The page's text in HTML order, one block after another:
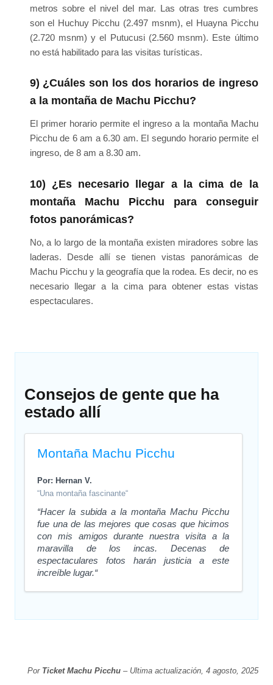
metros sobre el nivel del mar. Las otras tres cumbres
son el Huchuy Picchu (2.497 msnm), el Huayna Picchu
(2.720 msnm) y el Putucusi (2.560 msnm). Este último
no está habilitado para las visitas turísticas.
9) ¿Cuáles son los dos horarios de ingreso
a la montaña de Machu Picchu?
El primer horario permite el ingreso a la montaña Machu
Picchu de 6 am a 6.30 am. El segundo horario permite el
ingreso, de 8 am a 8.30 am.
10) ¿Es necesario llegar a la cima de la
montaña Machu Picchu para conseguir
fotos panorámicas?
No, a lo largo de la montaña existen miradores sobre las
laderas. Desde allí se tienen vistas panorámicas de
Machu Picchu y la geografía que la rodea. Es decir, no es
necesario llegar a la cima para obtener estas vistas
espectaculares.
Consejos de gente que ha
estado allí
Montaña Machu Picchu
Por: Hernan V.
“Una montaña fascinante“
“Hacer la subida a la montaña Machu Picchu
fue una de las mejores que cosas que hicimos
con mis amigos durante nuestra visita a la
maravilla de los incas. Decenas de
espectaculares fotos harán justicia a este
increíble lugar.“
Por Ticket Machu Picchu– Ultima actualización, 4 agosto, 2025